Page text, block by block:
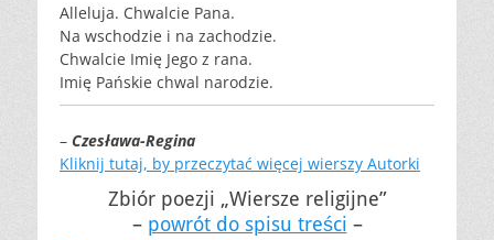
Alleluja. Chwalcie Pana.
Na wschodzie i na zachodzie.
Chwalcie Imię Jego z rana.
Imię Pańskie chwal narodzie.
– Czesława-Regina
Kliknij tutaj, by przeczytać więcej wierszy Autorki
Zbiór poezji „Wiersze religijne”
– powrót do spisu treści –